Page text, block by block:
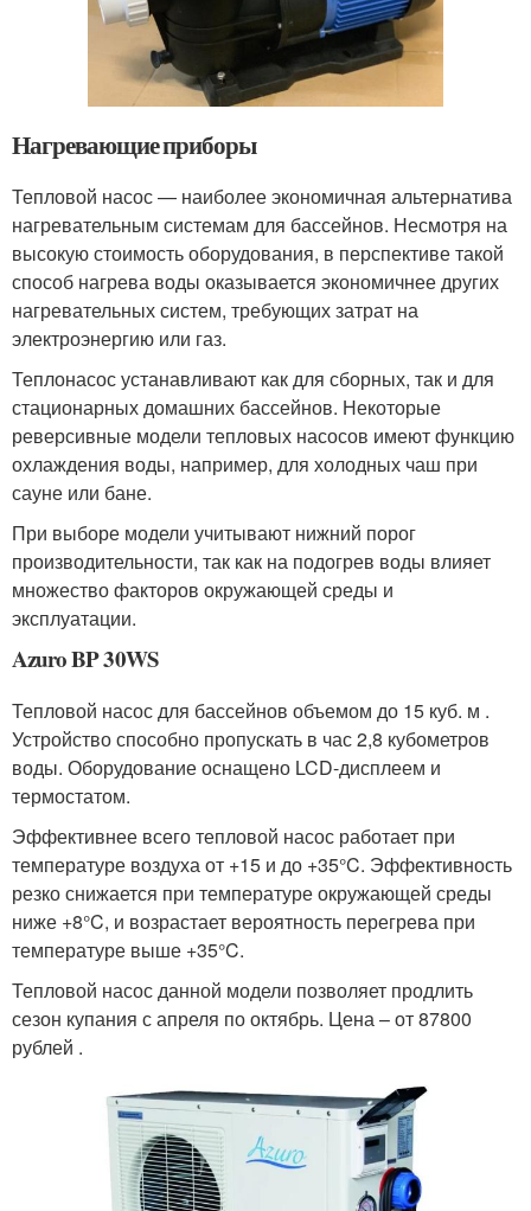
Нагревающие приборы
Тепловой насос — наиболее экономичная альтернатива
нагревательным системам для бассейнов. Несмотря на
высокую стоимость оборудования, в перспективе такой
способ нагрева воды оказывается экономичнее других
нагревательных систем, требующих затрат на
электроэнергию или газ.
Теплонасос устанавливают как для сборных, так и для
стационарных домашних бассейнов. Некоторые
реверсивные модели тепловых насосов имеют функцию
охлаждения воды, например, для холодных чаш при
сауне или бане.
При выборе модели учитывают нижний порог
производительности, так как на подогрев воды влияет
множество факторов окружающей среды и
эксплуатации.
Azuro BP 30WS
Тепловой насос для бассейнов объемом до 15 куб. м .
Устройство способно пропускать в час 2,8 кубометров
воды. Оборудование оснащено LCD-дисплеем и
термостатом.
Эффективнее всего тепловой насос работает при
температуре воздуха от +15 и до +35°C. Эффективность
резко снижается при температуре окружающей среды
ниже +8°C, и возрастает вероятность перегрева при
температуре выше +35°C.
Тепловой насос данной модели позволяет продлить
сезон купания с апреля по октябрь. Цена – от 87800
рублей .